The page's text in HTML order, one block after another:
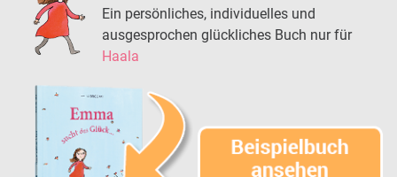
Ein persönliches, individuelles und
ausgesprochen glückliches Buch nur für
Haala